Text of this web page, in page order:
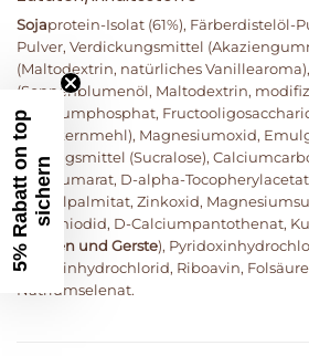
Sojaprotein-Isolat (61%), Färberdistelöl-
Pulver, Verdickungsmittel
(Maltodextrin, natürliches
(Sonnenblumenöl, Maltodextrin,
Trikaliumphosphat,
(Guarkernmehl), Magnesiumoxid,
Süßungsmittel (Sucralose),
Eisenfumarat, D-alpha-
Retinylpalmitat, Zinkoxid,
Kaliumiodid, D-Calciumpantothenat,
(Weizen und Gerste),
Thiaminhydrochlorid, Riboavin,
Natriumselenat.
5
%
R
a
b
a
t
t
o
n
t
o
p
s
i
c
h
e
rn